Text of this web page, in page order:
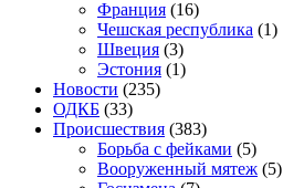
Франция (16)
Чешская республика (1)
Швеция (3)
Эстония (1)
Новости (235)
ОДКБ (33)
Происшествия (383)
Борьба с фейками (5)
Вооруженный мятеж (5)